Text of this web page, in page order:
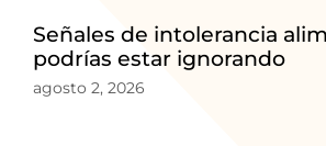
Señales de intolerancia
podrías estar ignorando
agosto 2, 2026